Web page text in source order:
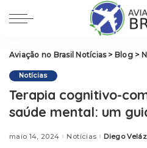
Aviação no Brasil Notícias> Blog>
Notícias
Terapia cognitivo-
saúde mental: um
maio 14, 2024 NotíciasPosted
Diego